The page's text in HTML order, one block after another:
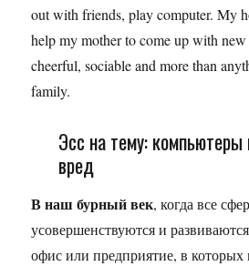
out with friends, play computer. My
help my mother to come up with new
cheerful, sociable and more than
family.
Эсс на тему: компьютеры
вред
В наш бурный век, когда все
усовершенствуются и
офис или предприятие, в